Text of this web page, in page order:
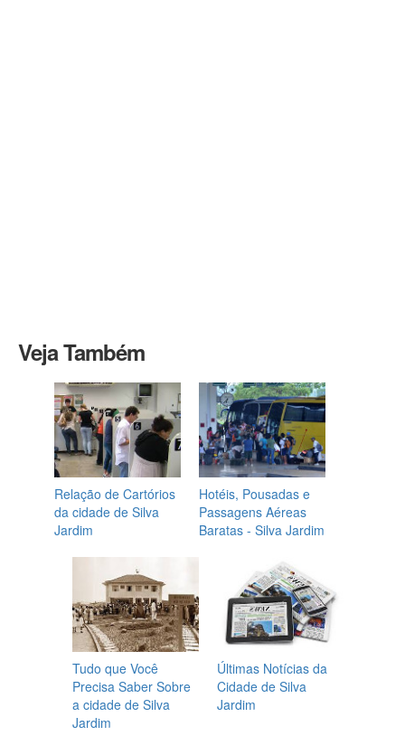
Veja Também
Relação de Cartórios
da cidade de Silva
Jardim
Hotéis, Pousadas e
Passagens Aéreas
Baratas - Silva Jardim
Tudo que Você
Precisa Saber Sobre
a cidade de Silva
Jardim
Últimas Notícias da
Cidade de Silva
Jardim